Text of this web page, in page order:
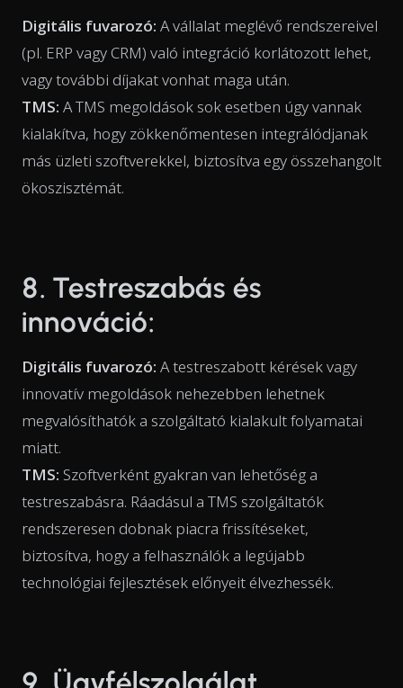
Digitális fuvarozó: A vállalat meglévő rendszereivel
(pl. ERP vagy CRM) való integráció korlátozott lehet,
vagy további díjakat vonhat maga után.
TMS: A TMS megoldások sok esetben úgy vannak
kialakítva, hogy zökkenőmentesen integrálódjanak
más üzleti szoftverekkel, biztosítva egy összehangolt
ökoszisztémát.
8. Testreszabás és
innováció:
Digitális fuvarozó: A testreszabott kérések vagy
innovatív megoldások nehezebben lehetnek
megvalósíthatók a szolgáltató kialakult folyamatai
miatt.
TMS: Szoftverként gyakran van lehetőség a
testreszabásra. Ráadásul a TMS szolgáltatók
rendszeresen dobnak piacra frissítéseket,
biztosítva, hogy a felhasználók a legújabb
technológiai fejlesztések előnyeit élvezhessék.